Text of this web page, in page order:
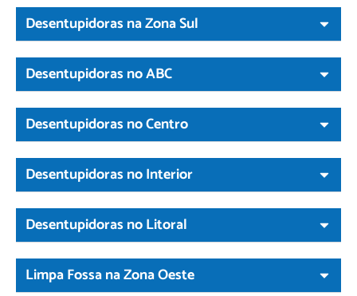
Desentupidoras na Zona Sul
Desentupidoras no ABC
Desentupidoras no Centro
Desentupidoras no Interior
Desentupidoras no Litoral
Limpa Fossa na Zona Oeste